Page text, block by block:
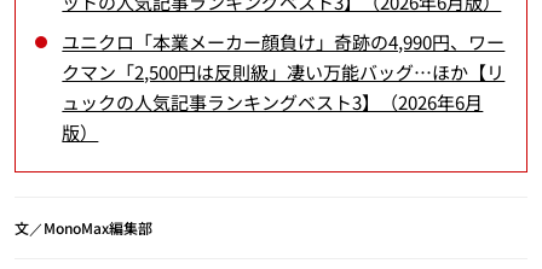
ユニクロ「本業メーカー顔負け」奇跡の4,990円、ワー
クマン「2,500円は反則級」凄い万能バッグ…ほか【リ
ュックの人気記事ランキングベスト3】（2026年6月
版）
文／MonoMax編集部